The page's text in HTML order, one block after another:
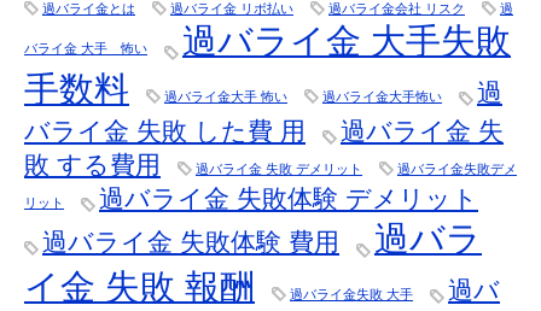
過バライ金とは 過バライ金 リボ払い 過バライ金会社 リスク 過
バライ金 大手 怖い
過バライ金 大手失敗
手数料
過バライ金大手 怖い 過バライ金大手怖い
過
バライ金 失敗 した費 用
過バライ金 失
敗 する費用
過バライ金 失敗 デメリット 過バライ金失敗デメ
リット
過バライ金 失敗体験 デメリット
過バライ金 失敗体験 費用
過バラ
イ金 失敗 報酬
過バライ金失敗 大手
過バ